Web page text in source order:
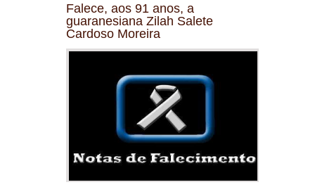
Falece, aos 91 anos, a
guaranesiana Zilah Salete
Cardoso Moreira